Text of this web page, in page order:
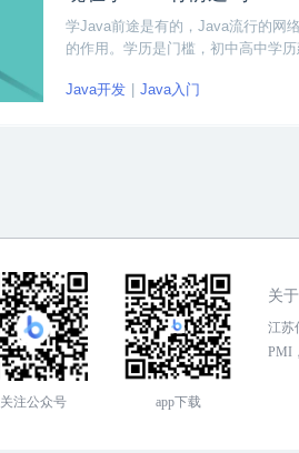
学Java前途是有的，Java流行的网
的作用。学历是门槛，初中高中学
Java开发
Java入门
关注公众号 app下载
关
江苏
PMI